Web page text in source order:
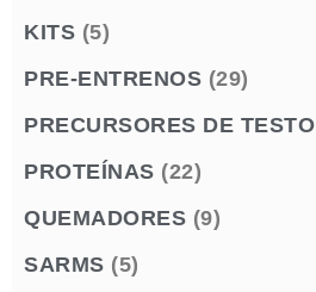
KITS (5)
PRE-ENTRENOS (29)
PRECURSORES DE TESTO
PROTEÍNAS (22)
QUEMADORES (9)
SARMS (5)